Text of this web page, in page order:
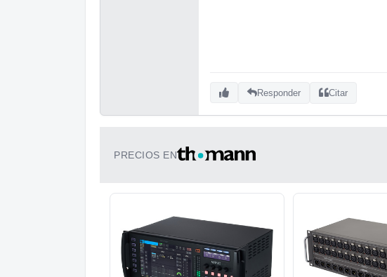
Responder Citar
PRECIOS EN